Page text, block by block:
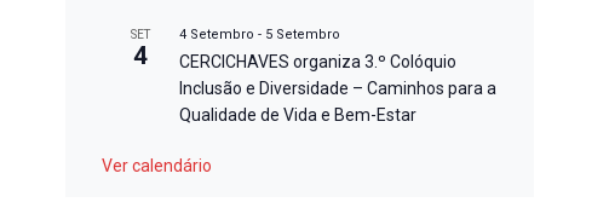
SET
4
4 Setembro - 5 Setembro
CERCICHAVES organiza 3.º Colóquio
Inclusão e Diversidade – Caminhos para a
Qualidade de Vida e Bem-Estar
Ver calendário